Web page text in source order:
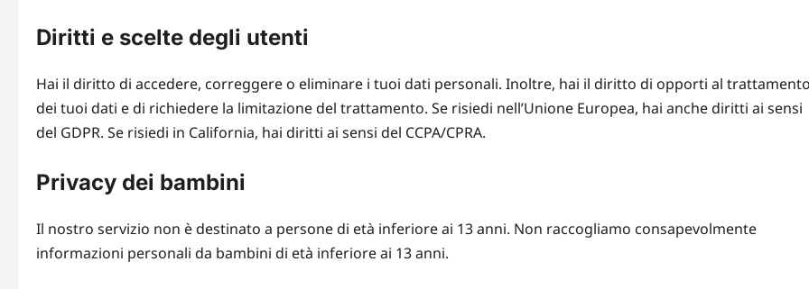
Diritti e scelte degli utenti
Hai il diritto di accedere, correggere o eliminare i tuoi dati personali. Inoltre, hai il diritto di opporti al
dei tuoi dati e di richiedere la limitazione del trattamento. Se risiedi nell’Unione Europea, hai anche diritti ai sensi
del GDPR. Se risiedi in California, hai diritti ai sensi del CCPA/CPRA.
Privacy dei bambini
Il nostro servizio non è destinato a persone di età inferiore ai 13 anni. Non raccogliamo consapevolmente
informazioni personali da bambini di età inferiore ai 13 anni.